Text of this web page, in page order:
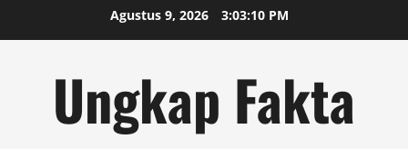
Agustus 9, 2026 3:03:10 PM
Ungkap Fakta